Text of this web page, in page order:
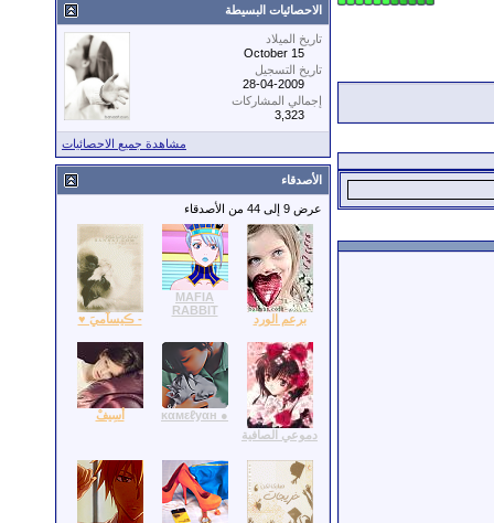
الاحصائيات البسيطة
تاريخ الميلاد
October 15
تاريخ التسجيل
28-04-2009
إجمالي المشاركات
3,323
مشاهدة جميع الاحصائيات
الأصدقاء
عرض 9 إلى 44 من الأصدقاء
برعم الورد
MAFIA
RABBIT
- ڪيسآميَ ♥
دموعي الصافية
● ĸαмεℓyαн أسِيفْ